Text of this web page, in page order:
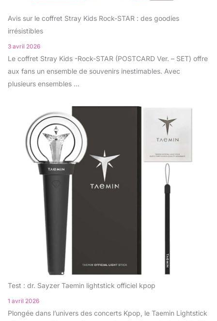
Avis sur le coffret Stray Kids Rock-STAR : des goodies
irrésistibles
3 avril 2026
Le coffret Stray Kids -Rock-STAR (POSTCARD Ver. – SET) offre
aux fans un ensemble de souvenirs inestimables. Avec
plusieurs ensembles ...
Test : dr. Sayzer Taemin lightstick officiel kpop
1 avril 2026
Plongée dans l’univers des concerts Kpop, le Taemin Lightstick